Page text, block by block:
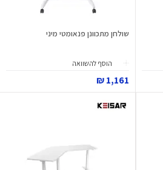
שולחן מתכוונן פנאומטי מיני
הוסף להשוואה
1,161 ₪